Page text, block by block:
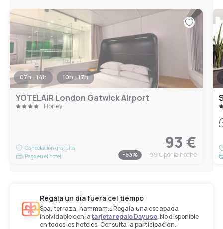
07h - 14h 10h - 17h
YOTELAIR London Gatwick Airport
Horley
Cancelación gratuita
Pago en el hotel
93 €
-53% 199 €por la noche
Regala un día fuera del tiempo
Spa, terraza, hammam... Regala una escapada
inolvidable con latarjeta regalo Dayuse. No disponible
en todos los hoteles. Consulta la participación.